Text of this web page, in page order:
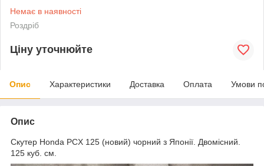
Немає в наявності
Роздріб
Ціну уточнюйте
Опис Характеристики Доставка Оплата Умови
Опис
Скутер Honda PCX 125 (новий) чорний з Японії. Двомісний.
125 куб. см.